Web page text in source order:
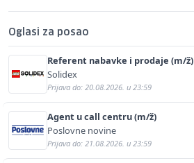
Oglasi za posao
Referent nabavke i prodaje (m/ž)
Solidex
Prijava do: 20.08.2026. u 23:59
Agent u call centru (m/ž)
Poslovne novine
Prijava do: 21.08.2026. u 23:59